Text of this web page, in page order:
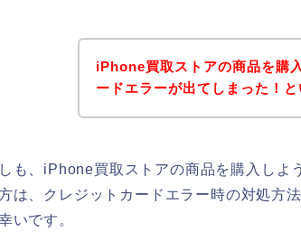
iPhone買取ストアの商品を購
ードエラーが出てしまった！
も、iPhone買取ストアの商品を購入しよ
は、クレジットカードエラー時の対処方
いです。